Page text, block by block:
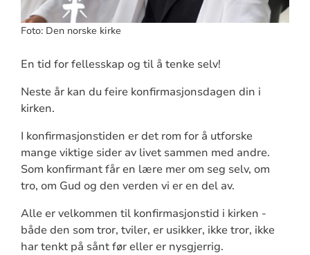
Foto: Den norske kirke
En tid for fellesskap og til å tenke selv!
Neste år kan du feire konfirmasjonsdagen din i
kirken.
I konfirmasjonstiden er det rom for å utforske
mange viktige sider av livet sammen med andre.
Som konfirmant får en lære mer om seg selv, om
tro, om Gud og den verden vi er en del av.
Alle er velkommen til konfirmasjonstid i kirken -
både den som tror, tviler, er usikker, ikke tror, ikke
har tenkt på sånt før eller er nysgjerrig.